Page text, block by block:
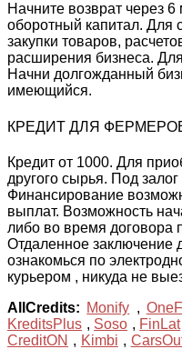
Начните возврат через
оборотный капитал. Для
закупки товаров,
расширения бизнеса.
Начни долгожданный
имеющийся.
КРЕДИТ ДЛЯ
Кредит от 1000. Для
другого сырья. Под
Финансирование
выплат. Возможность
либо во время договора
Отдаленное заключение
ознакомься по
курьером , никуда не
AllCredits: Monify ,
KreditsPlus , Soso , FinLat
CreditON , Kimbi ,